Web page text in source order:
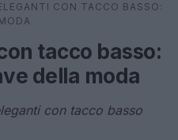
⌕
CON TACCO BASSO:
tacco basso:
della moda
con tacco basso